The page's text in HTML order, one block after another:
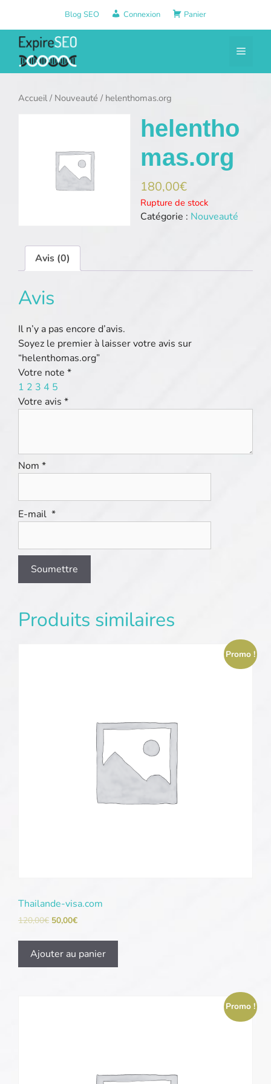
contenu
Blog SEO Connexion Panier
Menu
Accueil/ Nouveauté / helenthomas.org
helentho
mas.org
180,00€
Rupture de stock
Catégorie : Nouveauté
Avis (0)
Avis
Il n’y a pas encore d’avis.
Soyez le premier à laisser votre avis sur
“helenthomas.org”
Votre note *
1 2 3 4 5
Votre avis *
Nom *
E-mail *
Produits similaires
Promo !
Thailande-visa.com
120,00€ 50,00€
Ajouter au panier
Promo !